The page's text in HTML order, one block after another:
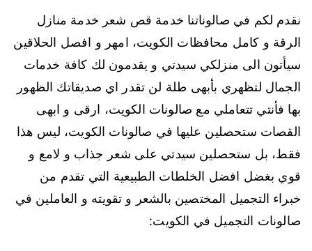
نقدم لكم في صالوناتنا خدمة قص شعر خدمة منازل
الرقة و كامل محافظات الكويت، امهر و افصل الحلاقين
سيأتون الى منزلكي سيدتي و يقدمون لك كافة خدمات
الجمال لتظهري بأبهى طلة لن تقدر اي صديقاتك الظهور
بها فأنتي تتعاملي مع صالونات الكويت، ارقى و ابهى
القصات ستحصلين عليها في صالونات الكويت، ليس هذا
فقط، بل ستحصلين سيدتي على شعر جذاب و لامع و
قوي بغضل افضل الخلطات الطبيعية التي تقدم من
خبراء التجميل المختصين بالشعر و تقويته و العاملين في
صالونات التجميل في الكويت: